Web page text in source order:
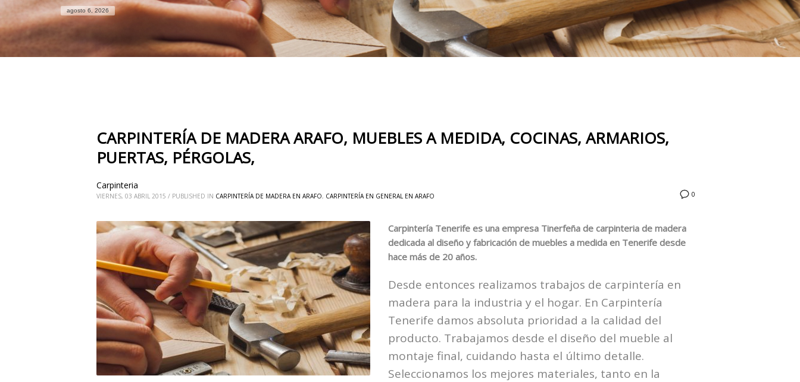
agosto 6, 2026
CARPINTERÍA DE MADERA ARAFO, MUEBLES A MEDIDA, COCINAS, ARMARIOS,
PUERTAS, PÉRGOLAS,
0
Carpinteria
VIERNES, 03 ABRIL 2015 / PUBLISHED IN CARPINTERÍA DE MADERA EN ARAFO, CARPINTERÍA EN GENERAL EN ARAFO
Carpintería Tenerife es una empresa Tinerfeña de carpinteria de madera
dedicada al diseño y fabricación de muebles a medida en Tenerife desde
hace más de 20 años.
Desde entonces realizamos trabajos de carpintería en
madera para la industria y el hogar. En Carpintería
Tenerife damos absoluta prioridad a la calidad del
producto. Trabajamos desde el diseño del mueble al
montaje final, cuidando hasta el último detalle.
Seleccionamos los mejores materiales, tanto en la